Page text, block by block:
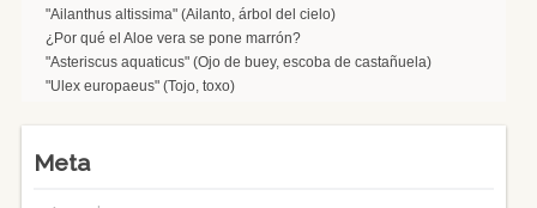
"Ailanthus altissima" (Ailanto, árbol del cielo)
¿Por qué el Aloe vera se pone marrón?
"Asteriscus aquaticus" (Ojo de buey, escoba de castañuela)
"Ulex europaeus" (Tojo, toxo)
Meta